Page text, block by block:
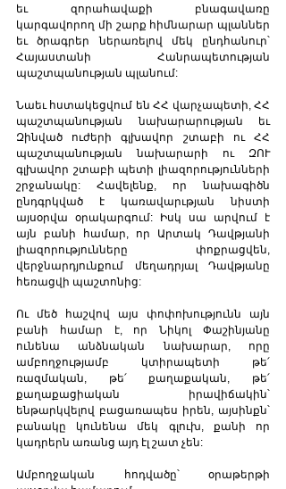
եւ զորահավաքի բնագավառը
կարգավորող մի շարք հիմնարար պլաններ
եւ ծրագրեր ներառելով մեկ ընդհանուր՝
Հայաստանի Հանրապետության
պաշտպանության պլանում:
Նաեւ հստակեցվում են ՀՀ վարչապետի, ՀՀ
պաշտպանության նախարարության եւ
Զինված ուժերի գլխավոր շտաբի ու ՀՀ
պաշտպանության նախարարի ու ԶՈՒ
գլխավոր շտաբի պետի լիազորությունների
շրջանակը: Հավելենք, որ նախագիծն
ընդգրկված է կառավարւթյան նիստի
այսօրվա օրակարգում: Իսկ սա արվում է
այն բանի համար, որ Արտակ Դավթյանի
լիազորությունները փոքրացվեն,
վերջնարդյունքում մեղադրյալ Դավթյանը
հեռացվի պաշտոնից:
Ու մեծ հաշվով այս փոփոխությունն այն
բանի համար է, որ Նիկոլ Փաշինյանը
ունենա անձնական նախարար, որը
ամբողջությամբ կտիրապետի թե՛
ռազմական, թե՛ քաղաքական, թե՛
քաղաքացիական իրավիճակին՝
ենթարկվելով բացառապես իրեն, այսինքն՝
բանակը կունենա մեկ գլուխ, քանի որ
կադրերն առանց այդ էլ շատ չեն:
Ամբողջական հոդվածը՝ օրաթերթի